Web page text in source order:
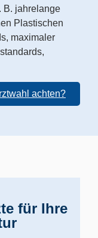
B. jahrelange
Plastischen
maximaler
achten?
für Ihre